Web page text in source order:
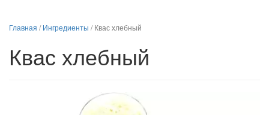
Главная /Ингредиенты /Квас хлебный
Квас хлебный